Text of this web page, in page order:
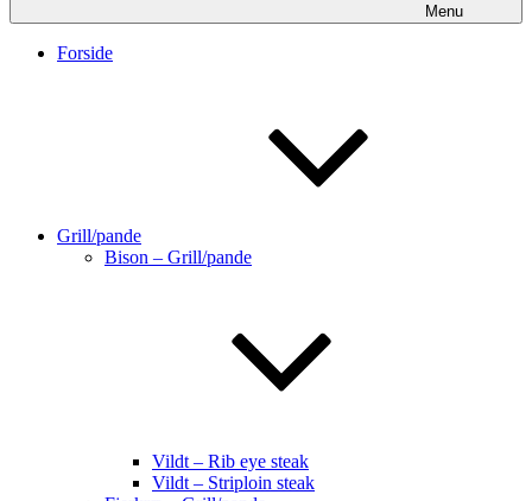
Menu
Forside
Grill/pande
Bison – Grill/pande
Vildt – Rib eye steak
Vildt – Striploin steak